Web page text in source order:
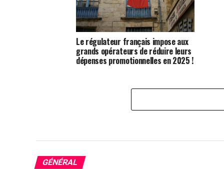
Le régulateur français impose aux
grands opérateurs de réduire leurs
dépenses promotionnelles en 2025 !
GÉNÉRAL